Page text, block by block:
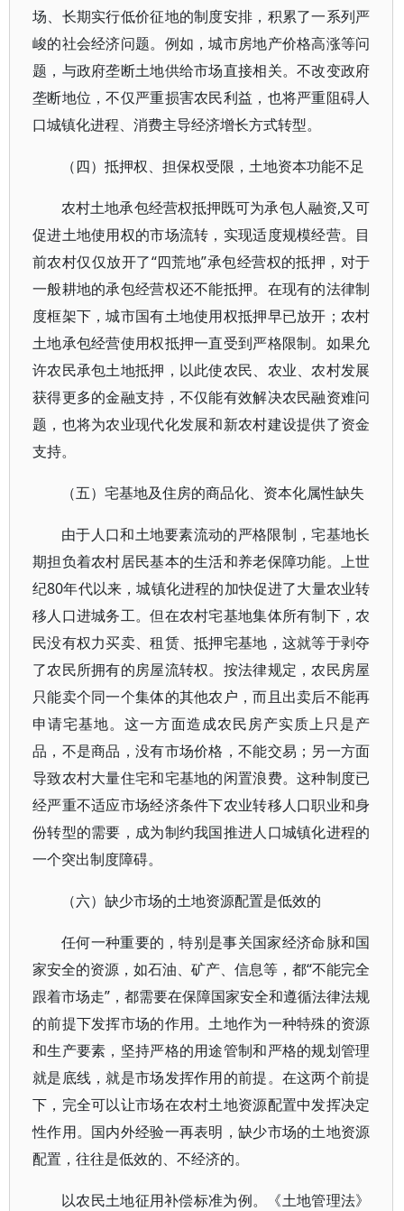
场、长期实行低价征地的制度安排，积累了一系列严
峻的社会经济问题。例如，城市房地产价格高涨等问
题，与政府垄断土地供给市场直接相关。不改变政府
垄断地位，不仅严重损害农民利益，也将严重阻碍人
口城镇化进程、消费主导经济增长方式转型。
（四）抵押权、担保权受限，土地资本功能不足
农村土地承包经营权抵押既可为承包人融资,又可
促进土地使用权的市场流转，实现适度规模经营。目
前农村仅仅放开了“四荒地”承包经营权的抵押，对于
一般耕地的承包经营权还不能抵押。在现有的法律制
度框架下，城市国有土地使用权抵押早已放开；农村
土地承包经营使用权抵押一直受到严格限制。如果允
许农民承包土地抵押，以此使农民、农业、农村发展
获得更多的金融支持，不仅能有效解决农民融资难问
题，也将为农业现代化发展和新农村建设提供了资金
支持。
（五）宅基地及住房的商品化、资本化属性缺失
由于人口和土地要素流动的严格限制，宅基地长
期担负着农村居民基本的生活和养老保障功能。上世
纪80年代以来，城镇化进程的加快促进了大量农业转
移人口进城务工。但在农村宅基地集体所有制下，农
民没有权力买卖、租赁、抵押宅基地，这就等于剥夺
了农民所拥有的房屋流转权。按法律规定，农民房屋
只能卖个同一个集体的其他农户，而且出卖后不能再
申请宅基地。这一方面造成农民房产实质上只是产
品，不是商品，没有市场价格，不能交易；另一方面
导致农村大量住宅和宅基地的闲置浪费。这种制度已
经严重不适应市场经济条件下农业转移人口职业和身
份转型的需要，成为制约我国推进人口城镇化进程的
一个突出制度障碍。
（六）缺少市场的土地资源配置是低效的
任何一种重要的，特别是事关国家经济命脉和国
家安全的资源，如石油、矿产、信息等，都“不能完全
跟着市场走”，都需要在保障国家安全和遵循法律法规
的前提下发挥市场的作用。土地作为一种特殊的资源
和生产要素，坚持严格的用途管制和严格的规划管理
就是底线，就是市场发挥作用的前提。在这两个前提
下，完全可以让市场在农村土地资源配置中发挥决定
性作用。国内外经验一再表明，缺少市场的土地资源
配置，往往是低效的、不经济的。
以农民土地征用补偿标准为例。《土地管理法》